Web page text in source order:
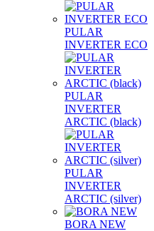
PULAR
INVERTER ECO
PULAR
INVERTER
ARCTIC (black)
PULAR
INVERTER
ARCTIC (silver)
BORA NEW